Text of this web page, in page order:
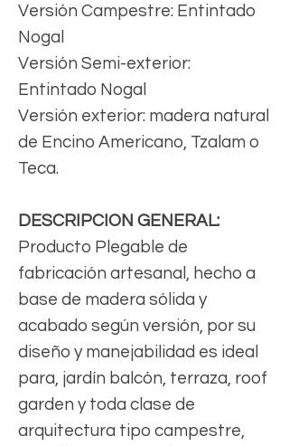
Versión Campestre: Entintado
Nogal
Versión Semi-exterior:
Entintado Nogal
Versión exterior: madera natural
de Encino Americano, Tzalam o
Teca.
DESCRIPCION GENERAL:
Producto Plegable de
fabricación artesanal, hecho a
base de madera sólida y
acabado según versión, por su
diseño y manejabilidad es ideal
para, jardín balcón, terraza, roof
garden y toda clase de
arquitectura tipo campestre,